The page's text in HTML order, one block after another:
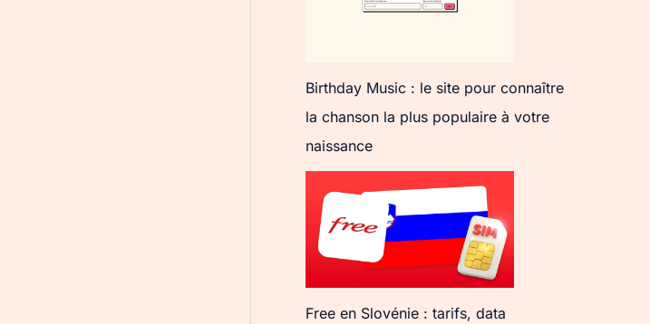
Birthday Music : le site pour connaître
la chanson la plus populaire à votre
naissance
Free en Slovénie : tarifs, data